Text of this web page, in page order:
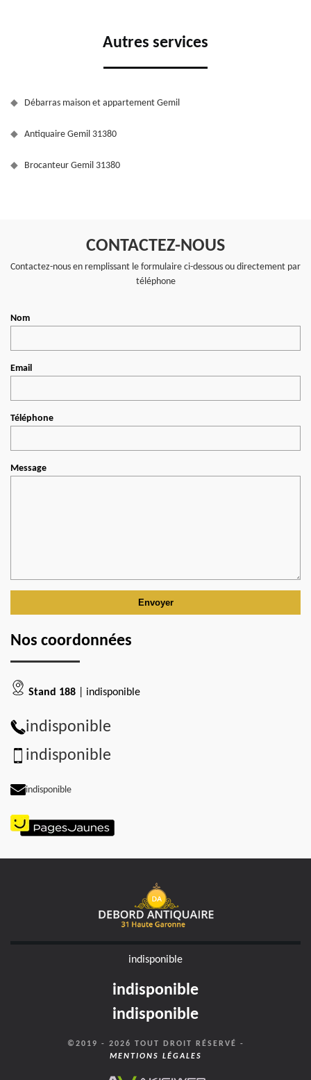
Autres services
Débarras maison et appartement Gemil
Antiquaire Gemil 31380
Brocanteur Gemil 31380
CONTACTEZ-NOUS
Contactez-nous en remplissant le formulaire ci-dessous ou directement par
téléphone
Nom
Email
Téléphone
Message
Nos coordonnées
Stand 188 | indisponible
indisponible
indisponible
indisponible
indisponible
indisponible
indisponible
©2019 - 2026 TOUT DROIT RÉSERVÉ -
MENTIONS LÉGALES